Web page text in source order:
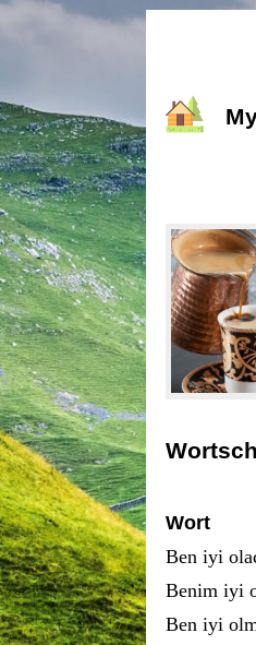
Wort
Ben iyi
Benim iyi
Ben iyi